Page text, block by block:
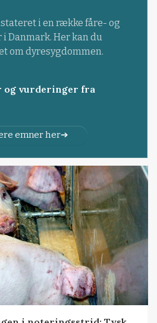
i en række fåre- og
Her kan du
om dyresygdommen.
og vurderinger fra
emner her